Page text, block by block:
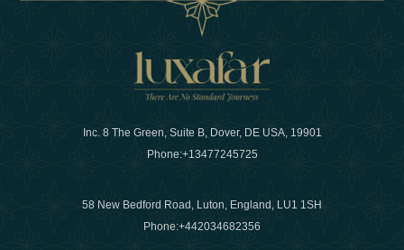
Inc. 8 The Green, Suite B, Dover, DE USA, 19901
Phone:+13477245725
58 New Bedford Road, Luton, England, LU1 1SH
Phone:+442034682356